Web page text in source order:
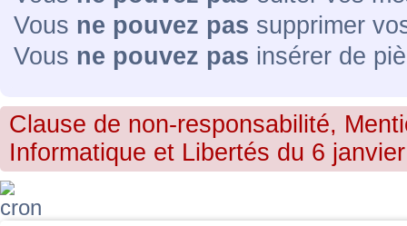
Vous ne pouvez pas supprimer
Vous ne pouvez pas insérer de
Clause de non-responsabilité,
Informatique et Libertés du 6